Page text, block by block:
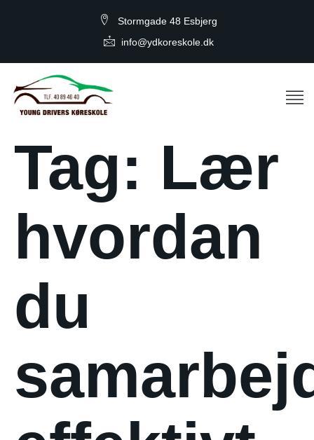
Stormgade 48 Esbjerg
info@ydkoreskole.dk
Tag: Lær
hvordan
du